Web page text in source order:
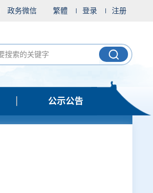
政务微信 繁體 登录 注册
公示公告